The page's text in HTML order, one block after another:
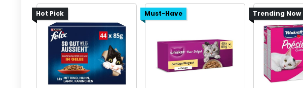
Hot Pick Must-Have Trending Now